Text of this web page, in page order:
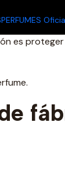
circulan
es